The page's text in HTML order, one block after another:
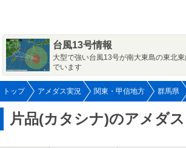
台風13号情報
大型で強い台風13号が南大東島の東北
でいます
トップ アメダス実況 関東・甲信地方 群馬県
片品(カタシナ)のアメダス